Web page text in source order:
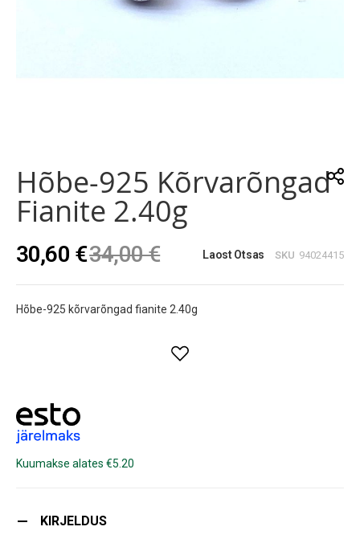
beginning
of
the
images
Hõbe-925 Kõrvarõngad
Fianite 2.40g
30,60 €34,00 € Laost Otsas SKU 94024415
Hõbe-925 kõrvarõngad fianite 2.40g
Kuumakse alates €5.20
KIRJELDUS